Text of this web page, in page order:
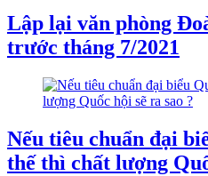
Lập lại văn phòng
trước tháng 7/2021
Nếu tiêu chuẩn đại
thế thì chất lượng